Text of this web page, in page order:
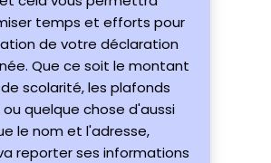
temps et efforts pour
de votre déclaration
Que ce soit le montant
scolarité, les plafonds
ou quelque chose d'aussi
le nom et l'adresse,
reporter ses informations